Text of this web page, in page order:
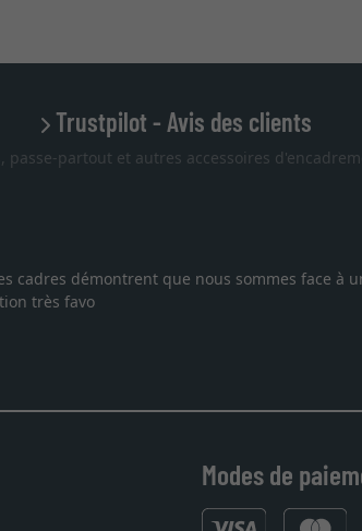
Trustpilot - Avis des clients
partout et autres accessoires
cadres démontrent que nous sommes face à
très favo
Modes de